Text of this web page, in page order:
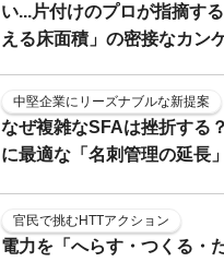
い...片付けのプロが指摘す
える床面積」の密接なカン
中堅企業にリーズナブルな新提案
なぜ複雑なSFAは挫折する
に最適な「名刺管理の延長
官民で挑むHTTアクション
電力を「へらす・つくる・